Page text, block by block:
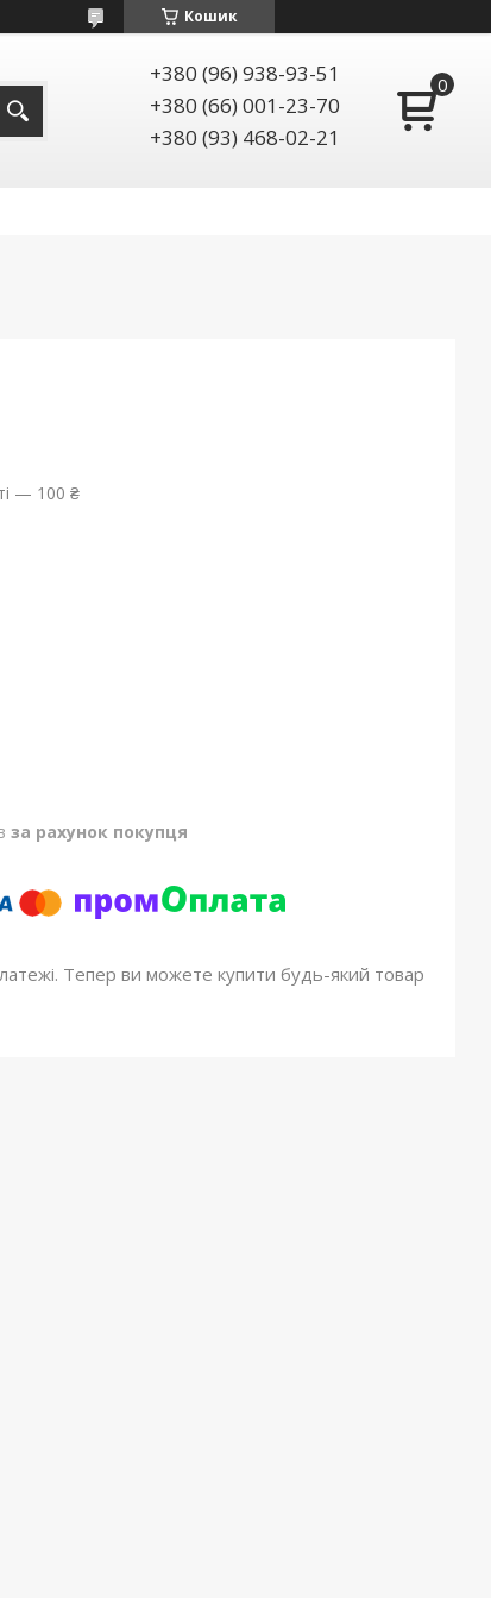
Кошик
+380 (96) 938-93-51
+380 (66) 001-23-70
+380 (93) 468-02-21
— 100 ₴
за рахунок покупця
Тепер ви можете купити будь-який товар